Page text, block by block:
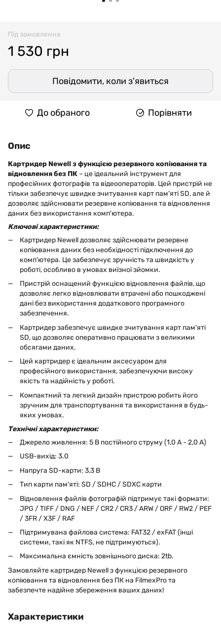
Під замовлення
1 530 грн
Повідомити, коли з'явиться
До обраного Порівняти
Опис
Картридер Newell з функцією резервного копіювання та
відновлення без ПК – це ідеальний інструмент для
професійних фотографів та відеооператорів. Цей пристрій не
тільки забезпечує швидке зчитування карт пам'яті SD, але й
дозволяє здійснювати резервне копіювання та відновлення
даних без використання комп'ютера.
Ключові характеристики:
Картридер Newell дозволяє здійснювати резервне
копіювання даних без необхідності підключення до
комп'ютера. Це забезпечує зручність та швидкість у
роботі, особливо в умовах виїзної зйомки.
Пристрій оснащений функцією відновлення файлів, що
дозволяє легко відновлювати втрачені або пошкоджені
дані без використання додаткового програмного
забезпечення.
Картридер забезпечує швидке зчитування карт пам'яті
SD, що дозволяє оперативно працювати з великими
обсягами даних.
Цей картридер є ідеальним аксесуаром для
професійного використання, забезпечуючи високу
якість та надійність у роботі.
Компактний та легкий дизайн пристрою робить його
зручним для транспортування та використання в будь-
яких умовах.
Технічні характеристики:
Джерело живлення: 5 В постійного струму (1,0 А - 2,0 А)
USB-вихід: 3.0
Напруга SD-карти: 3,3 В
Тип карти пам'яті: SD / SDHC / SDXC карти
Відновлення файлів фотографій підтримує такі формати:
JPG / TIFF / DNG / NEF / CR2 / CR3 / ARW / ORF / RW2 / PEF
/ 3FR / X3F / RAF
Підтримувана файлова система: FAT32 / exFAT (інші
системи, такі як NTFS, не підтримуються).
Максимальна ємність зовнішнього диска: 2tb.
Замовляйте картридер Newell з функцією резервного
копіювання та відновлення без ПК на FilmexPro та
забезпечте надійне збереження ваших даних!
Характеристики